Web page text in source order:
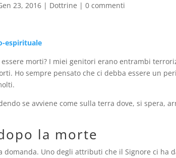
23, 2016 | Dottrine |0 commenti
morti? I miei genitori erano entrambi
Ho sempre pensato che ci debba essere un
se avviene come sulla terra dove, si spera,
la morte
domanda. Uno degli attributi che il Signore ci ha